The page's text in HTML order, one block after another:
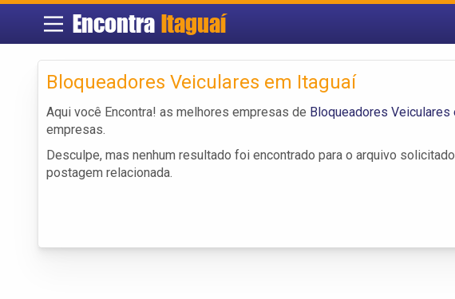
Encontra Itaguaí
Bloqueadores Veiculares em Itaguaí
Aqui você Encontra! as melhores empresas de Bloqueadores Veiculares
empresas.
Desculpe, mas nenhum resultado foi encontrado para o arquivo
postagem relacionada.